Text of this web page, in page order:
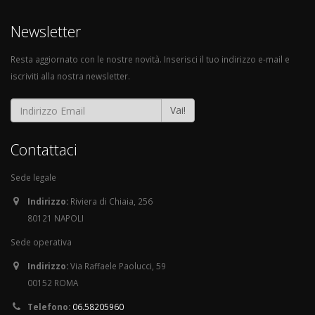
Newsletter
Resta aggiornato con le nostre novità. Inserisci il tuo indirizzo e-mail e
iscriviti alla nostra newsletter.
Vai!
Contattaci
Sede legale
Indirizzo: Riviera di Chiaia, 256
80121 NAPOLI
Sede operativa
Indirizzo:Via Raffaele Paolucci, 59
00152 ROMA
Telefono: 06.58205960